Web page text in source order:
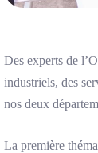
Des experts de
industriels, des
nos deux
La première